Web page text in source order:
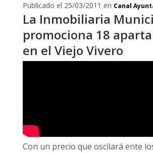
Publicado el 25/03/2011 en Canal
La Inmobiliaria
promociona 18
en el Viejo Vivero
Con un precio que oscilará ente